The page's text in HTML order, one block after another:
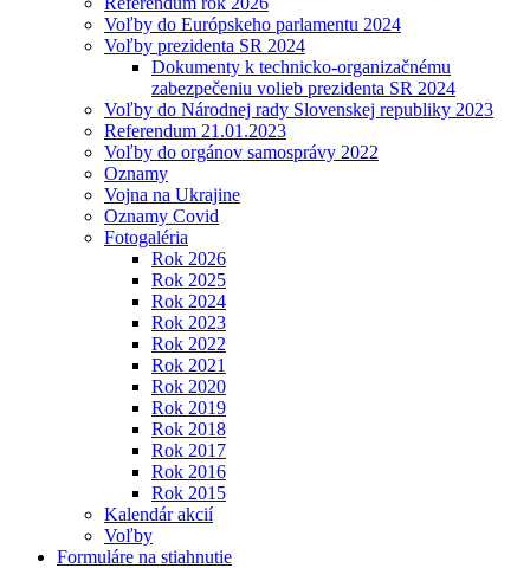
Voľby do Európskeho parlamentu 2024
Voľby prezidenta SR 2024
Dokumenty k technicko-organizačnému
zabezpečeniu volieb prezidenta SR 2024
Voľby do Národnej rady Slovenskej republiky 2023
Referendum 21.01.2023
Voľby do orgánov samosprávy 2022
Oznamy
Vojna na Ukrajine
Oznamy Covid
Fotogaléria
Rok 2026
Rok 2025
Rok 2024
Rok 2023
Rok 2022
Rok 2021
Rok 2020
Rok 2019
Rok 2018
Rok 2017
Rok 2016
Rok 2015
Kalendár akcií
Voľby
Formuláre na stiahnutie